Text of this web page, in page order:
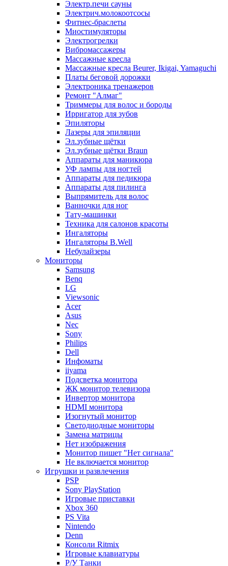
Электр.печи сауны
Электрич.молокоотсосы
Фитнес-браслеты
Миостимуляторы
Электрогрелки
Вибромассажеры
Массажные кресла
Массажные кресла Beurer, Ikigai, Yamaguchi
Платы беговой дорожки
Электроника тренажеров
Ремонт "Алмаг"
Триммеры для волос и бороды
Ирригатор для зубов
Эпиляторы
Лазеры для эпиляции
Эл.зубные щётки
Эл.зубные щётки Braun
Аппараты для маникюра
УФ лампы для ногтей
Аппараты для педикюра
Аппараты для пилинга
Выпрямитель для волос
Ванночки для ног
Тату-машинки
Техника для салонов красоты
Ингаляторы
Ингаляторы B.Well
Небулайзеры
Мониторы
Samsung
Benq
LG
Viewsonic
Acer
Asus
Nec
Sony
Philips
Dell
Инфоматы
iiyama
Подсветка монитора
ЖК монитор телевизора
Инвертор монитора
HDMI монитора
Изогнутый монитор
Светодиодные мониторы
Замена матрицы
Нет изображения
Монитор пишет "Нет сигнала"
Не включается монитор
Игрушки и развлечения
PSP
Sony PlayStation
Игровые приставки
Xbox 360
PS Vita
Nintendo
Denn
Консоли Ritmix
Игровые клавиатуры
Р/У Танки